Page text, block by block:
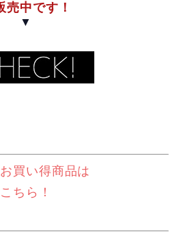
売中です！
▼
買い得商品は
こちら！